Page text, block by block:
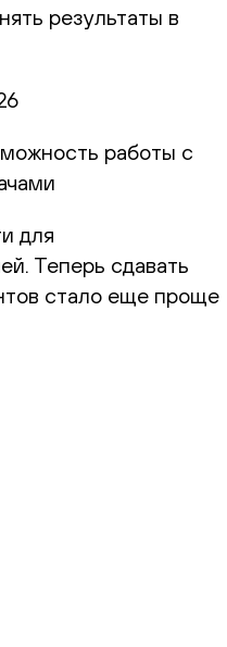
результаты в
работы с
для
Теперь сдавать
стало еще проще